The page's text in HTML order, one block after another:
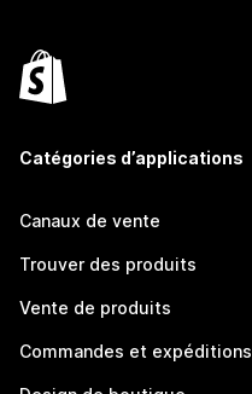
Catégories d’applications
Canaux de vente
Trouver des produits
Vente de produits
Commandes et expéditions